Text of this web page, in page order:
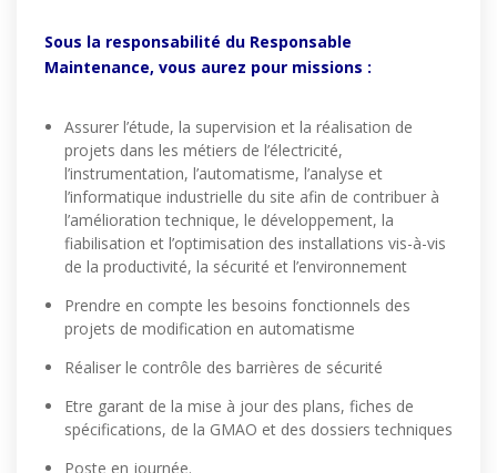
Sous la responsabilité du Responsable
Maintenance, vous aurez pour missions :
Assurer l’étude, la supervision et la réalisation de
projets dans les métiers de l’électricité,
l’instrumentation, l’automatisme, l’analyse et
l’informatique industrielle du site afin de contribuer à
l’amélioration technique, le développement, la
fiabilisation et l’optimisation des installations vis-à-vis
de la productivité, la sécurité et l’environnement
Prendre en compte les besoins fonctionnels des
projets de modification en automatisme
Réaliser le contrôle des barrières de sécurité
Etre garant de la mise à jour des plans, fiches de
spécifications, de la GMAO et des dossiers techniques
Poste en journée.